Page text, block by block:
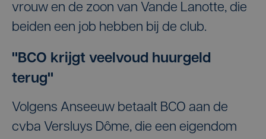
vrouw en de zoon van Vande Lanotte, die
beiden een job hebben bij de club.
"BCO krijgt veelvoud huurgeld
terug"
Volgens Anseeuw betaalt BCO aan de
cvba Versluys Dôme, die een eigendom